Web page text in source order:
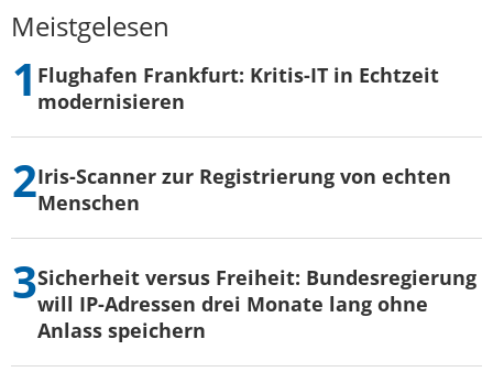
Meistgelesen
Flughafen Frankfurt: Kritis-IT in Echtzeit
modernisieren
Iris-Scanner zur Registrierung von echten
Menschen
Sicherheit versus Freiheit: Bundesregierung
will IP-Adressen drei Monate lang ohne
Anlass speichern